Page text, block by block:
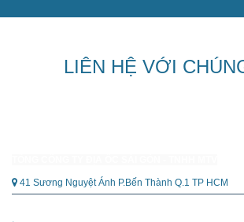
LIÊN HỆ VỚI
41 Sương Nguyệt Ánh P.Bến Thành Q.1 TP HCM